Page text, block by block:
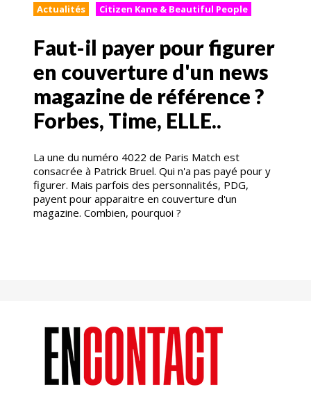
Actualités Citizen Kane & Beautiful People
Faut-il payer pour figurer
en couverture d'un news
magazine de référence ?
Forbes, Time, ELLE..
La une du numéro 4022 de Paris Match est
consacrée à Patrick Bruel. Qui n'a pas payé pour y
figurer. Mais parfois des personnalités, PDG,
payent pour apparaitre en couverture d'un
magazine. Combien, pourquoi ?